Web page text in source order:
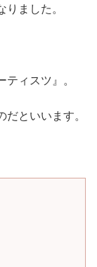
ました。
ィスツ』。
といいます。